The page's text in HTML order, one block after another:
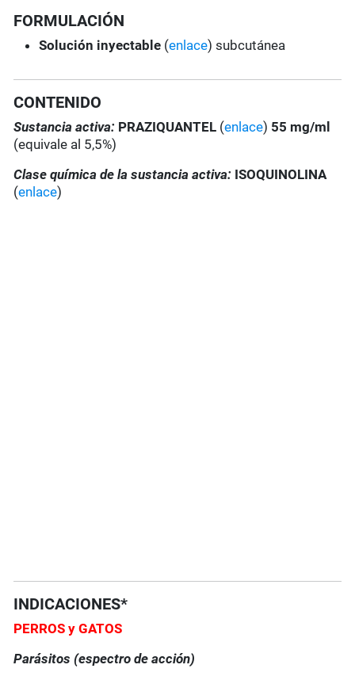
FORMULACIÓN
Solución inyectable (enlace) subcutánea
CONTENIDO
Sustancia activa: PRAZIQUANTEL (enlace) 55 mg/ml
(equivale al 5,5%)
Clase química de la sustancia activa: ISOQUINOLINA
(enlace)
INDICACIONES*
PERROSy GATOS
Parásitos (espectro de acción)